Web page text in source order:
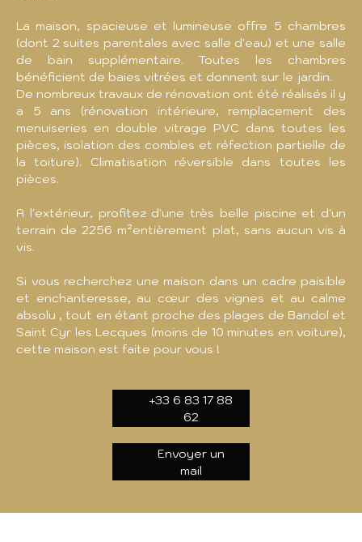
La maison, spacieuse et lumineuse offre 5 chambres
(dont 2 suites parentales avec salle d'eau) et une salle
de bain supplémentaire. Toutes les chambres
bénéficient de baies vitrées et donnent sur le jardin.
De nombreux travaux de rénovation ont été réalisés il y
a 5 ans (rénovation intérieure, remplacement des
menuiseries en double vitrage PVC dans toutes les
pièces, isolation des combles et réfection partielle de
la toiture). Climatisation réversible dans toutes les
pièces.
A l'extérieur, profitez d'une très belle piscine et d'un
terrain de 2256 m²entièrement plat, sans aucun vis à
vis.
Si vous recherchez une maison dans un cadre paisible
et enchanteresse, au cœur des vignes et au calme
absolu , tout en étant proche des plages de Bandol et
Saint Cyr les Lecques (moins de 10 minutes en voiture),
cette maison est faite pour vous !
+33 6 83 17 88
62
Envoyer un
mail